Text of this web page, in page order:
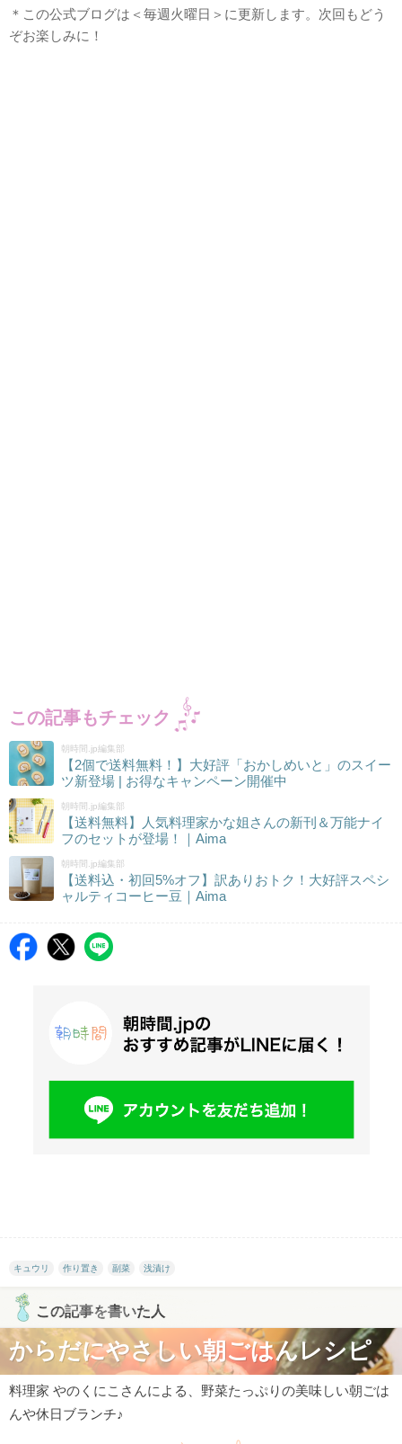
＊この公式ブログは＜毎週火曜日＞に更新します。次回もどう
ぞお楽しみに！
この記事もチェック
朝時間.jp編集部
【2個で送料無料！】大好評「おかしめいと」のスイー
ツ新登場 | お得なキャンペーン開催中
朝時間.jp編集部
【送料無料】人気料理家かな姐さんの新刊＆万能ナイ
フのセットが登場！｜Aima
朝時間.jp編集部
【送料込・初回5%オフ】訳ありおトク！大好評スペシ
ャルティコーヒー豆｜Aima
キュウリ 作り置き 副菜 浅漬け
この記事を書いた人
からだにやさしい朝ごはんレシピ
料理家 やのくにこさんによる、野菜たっぷりの美味しい朝ごは
んや休日ブランチ♪